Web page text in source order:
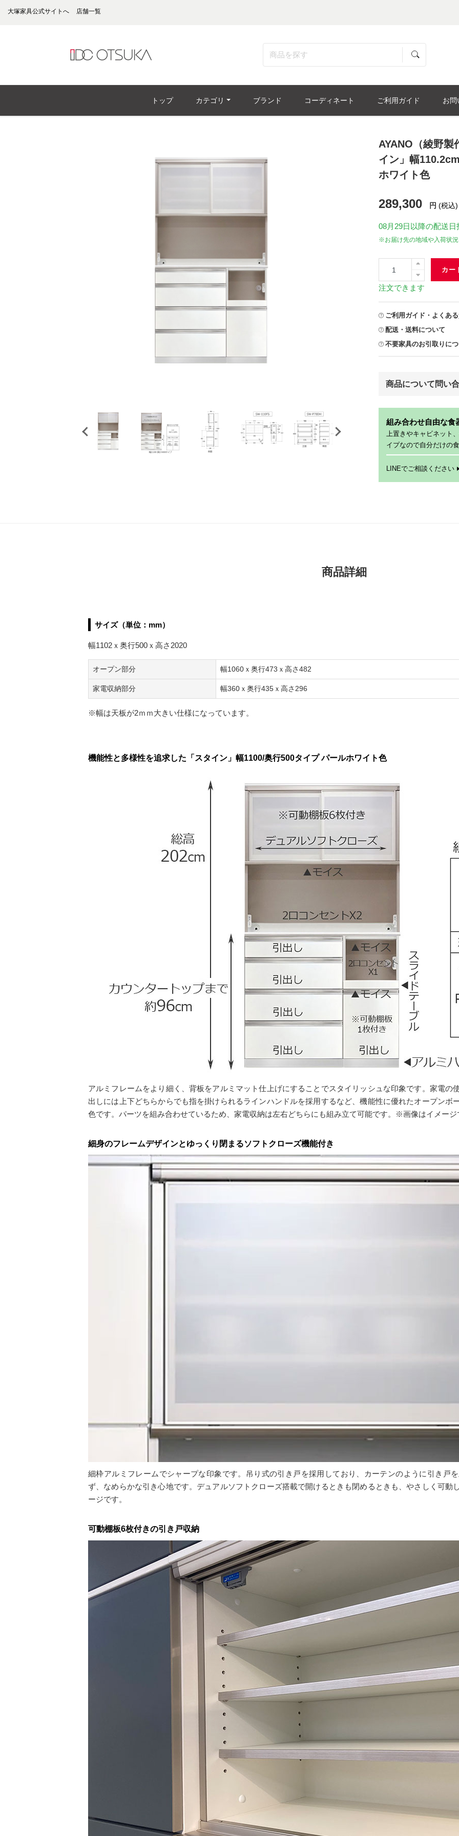
大塚家具公式サイトへ 店舗一覧
トップ カテゴリ ブランド コーディネート ご利用ガイド お問
AYANO（綾野製
イン」幅
ホワイト色
289,300 円 (税込)
08月29日 以降の配送
※お届け先の地域や入荷状
カー
注文できます
ご利用ガイド・よくあ
配送・送料について
不要家具のお引取りに
商品について問い
組み合わせ自由な食
上置きやキャビネット
イプなので自分だけの
LINEでご相談ください
商品詳細
サイズ（単位：mm）
幅1102ｘ奥行500ｘ高さ2020
オープン部分 幅1060ｘ奥行473ｘ高さ482
家電収納部分 幅360ｘ奥行435ｘ高さ296
※幅は天板が2ｍｍ大きい仕様になっています。
機能性と多様性を追求した「スタイン」幅1100/奥行500タイプ パールホワイト色
アルミフレームをより細く、背板をアルミマット仕上げにすることでスタイリッシュな印象です。家電の
出しには上下どちらからでも指を掛けられるラインハンドルを採用するなど、機能性に優れたオープンボ
色です。パーツを組み合わせているため、家電収納は左右どちらにも組み立て可能です。※画像はイメージ
細身のフレームデザインとゆっくり閉まるソフトクローズ機能付き
細枠アルミフレームでシャープな印象です。吊り式の引き戸を採用しており、カーテンのように引き戸
ず、なめらかな引き心地です。デュアルソフトクローズ搭載で開けるときも閉めるときも、やさしく可
ージです。
可動棚板6枚付きの引き戸収納